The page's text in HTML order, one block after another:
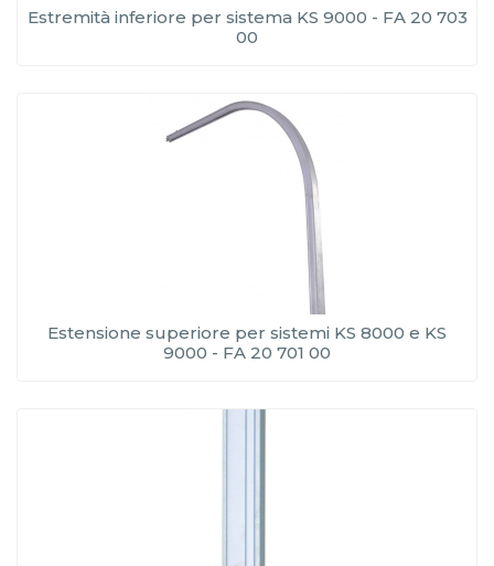
Estremità inferiore per sistema KS 9000 - FA 20 703
00
Estensione superiore per sistemi KS 8000 e KS
9000 - FA 20 701 00